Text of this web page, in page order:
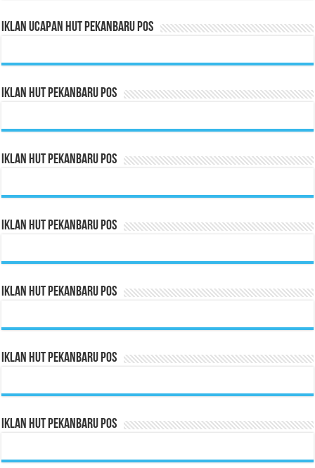
Iklan Ucapan HUT Pekanbaru Pos
Iklan HUT Pekanbaru Pos
Iklan HUT Pekanbaru Pos
Iklan HUT Pekanbaru Pos
Iklan HUT Pekanbaru Pos
Iklan HUT Pekanbaru Pos
Iklan HUT Pekanbaru Pos